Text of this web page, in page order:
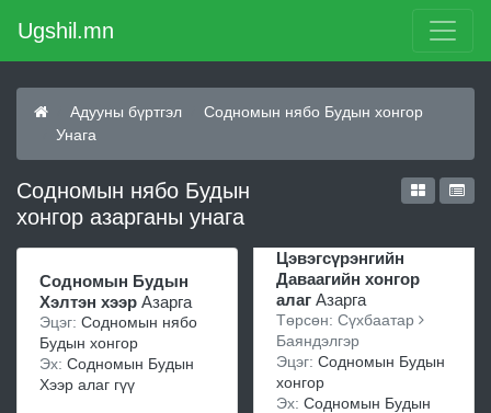
Ugshil.mn
Адууны бүртгэл
Содномын нябо Будын хонгор
Унага
Содномын нябо Будын
хонгор азарганы унага
Содномын Будын
Хэлтэн хээр Азарга
Эцэг: Содномын нябо
Будын хонгор
Эх: Содномын Будын
Хээр алаг гүү
Цэвэгсүрэнгийн
Даваагийн хонгор
алаг Азарга
Төрсөн: Сүхбаатар
Баяндэлгэр
Эцэг: Содномын Будын
хонгор
Эх: Содномын Будын